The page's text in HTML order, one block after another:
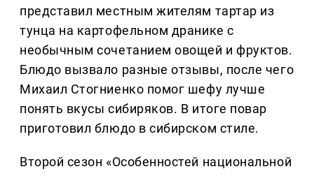
представил местным жителям тартар из
тунца на картофельном дранике с
необычным сочетанием овощей и фруктов.
Блюдо вызвало разные отзывы, после чего
Михаил Стогниенко помог шефу лучше
понять вкусы сибиряков. В итоге повар
приготовил блюдо в сибирском стиле.
Второй сезон «Особенностей национальной